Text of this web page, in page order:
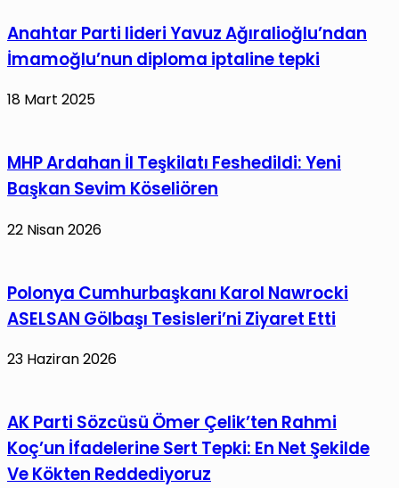
Anahtar Parti lideri Yavuz Ağıralioğlu’ndan
İmamoğlu’nun diploma iptaline tepki
18 Mart 2025
MHP Ardahan İl Teşkilatı Feshedildi: Yeni
Başkan Sevim Köseliören
22 Nisan 2026
Polonya Cumhurbaşkanı Karol Nawrocki
ASELSAN Gölbaşı Tesisleri’ni Ziyaret Etti
23 Haziran 2026
AK Parti Sözcüsü Ömer Çelik’ten Rahmi
Koç’un İfadelerine Sert Tepki: En Net Şekilde
Ve Kökten Reddediyoruz